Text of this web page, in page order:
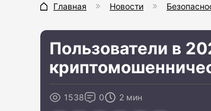
Главная Новости
Пользователи в
1538 0 2 мин